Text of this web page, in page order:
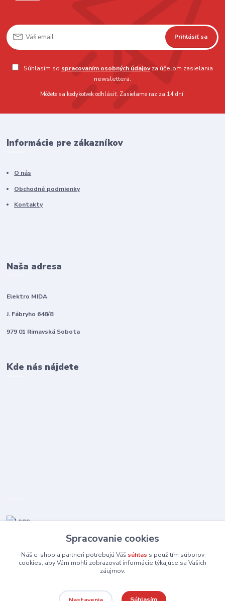
Prihlásiť sa
Súhlasím so spracovaním osobných údajovza účelom zasielania
newslettera.
Môžete sa kedykoľvek odhlásiť. Zasielame raz za 14 dní.
Informácie pre zákazníkov
O nás
Obchodné podmienky
Kontakty
Naša adresa
Elektro MIDA
J. Fábryho 648/8
979 01 Rimavská Sobota
Kde nás nájdete
(Po-Pia 8-16:30 hod., So 8:30-11:30)
Spracovanie cookies
Náš e-shop a partneri potrebujú Váš súhlas s použitím súborov
cookies, aby Vám mohli zobrazovať informácie týkajúce sa Vašich
záujmov.